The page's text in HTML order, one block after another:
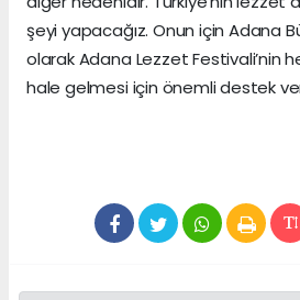
şeyi yapacağız. Onun için Adana
olarak Adana Lezzet Festivali’nin
hale gelmesi için önemli destek